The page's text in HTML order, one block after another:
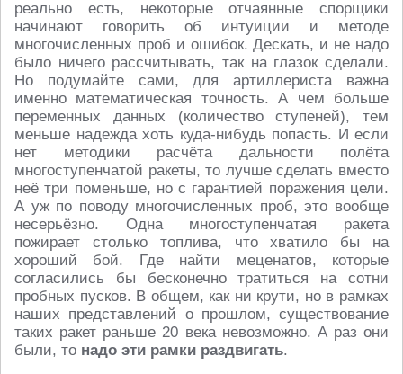
реально есть, некоторые отчаянные спорщики
начинают говорить об интуиции и методе
многочисленных проб и ошибок. Дескать, и не надо
было ничего рассчитывать, так на глазок сделали.
Но подумайте сами, для артиллериста важна
именно математическая точность. А чем больше
переменных данных (количество ступеней), тем
меньше надежда хоть куда-нибудь попасть. И если
нет методики расчёта дальности полёта
многоступенчатой ракеты, то лучше сделать вместо
неё три поменьше, но с гарантией поражения цели.
А уж по поводу многочисленных проб, это вообще
несерьёзно. Одна многоступенчатая ракета
пожирает столько топлива, что хватило бы на
хороший бой. Где найти меценатов, которые
согласились бы бесконечно тратиться на сотни
пробных пусков. В общем, как ни крути, но в рамках
наших представлений о прошлом, существование
таких ракет раньше 20 века невозможно. А раз они
были, то надо эти рамки раздвигать.